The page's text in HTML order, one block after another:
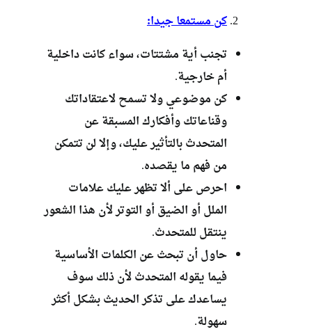
كن مستمعا جيدا:
تجنب أية مشتتات، سواء كانت داخلية
أم خارجية.
كن موضوعي ولا تسمح لاعتقاداتك
وقناعاتك وأفكارك المسبقة عن
المتحدث بالتأثير عليك، وإلا لن تتمكن
من فهم ما يقصده.
احرص على ألا تظهر عليك علامات
الملل أو الضيق أو التوتر لأن هذا الشعور
ينتقل للمتحدث.
حاول أن تبحث عن الكلمات الأساسية
فيما يقوله المتحدث لأن ذلك سوف
يساعدك على تذكر الحديث بشكل أكثر
سهولة.